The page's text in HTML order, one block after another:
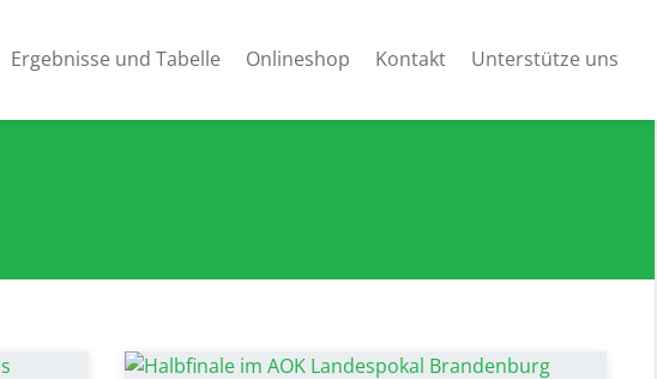
Ergebnisse und Tabelle Onlineshop Kontakt Unterstütze uns